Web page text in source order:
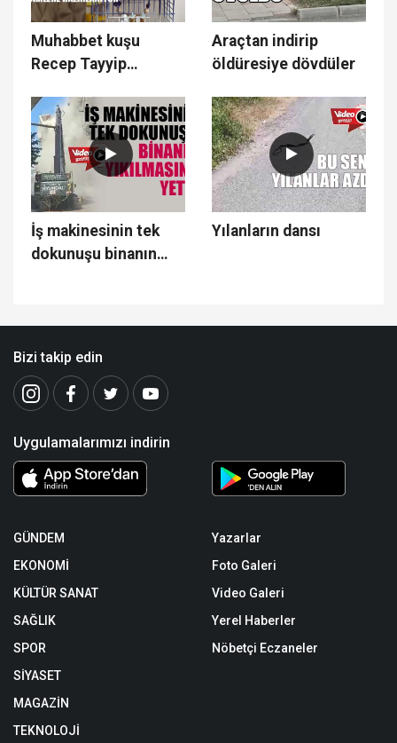
Muhabbet kuşu
Recep Tayyip
Araçtan indirip
öldüresiye dövdüler
İş makinesinin tek
dokunuşu binanın
Yılanların dansı
Bizi takip edin
Uygulamalarımızı indirin
GÜNDEM
EKONOMİ
KÜLTÜR SANAT
SAĞLIK
SPOR
SİYASET
MAGAZİN
TEKNOLOJİ
Yazarlar
Foto Galeri
Video Galeri
Yerel Haberler
Nöbetçi Eczaneler